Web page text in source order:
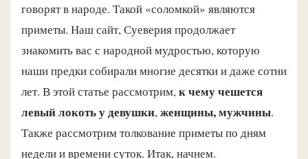
говорят в народе. Такой «соломкой» являются
приметы. Наш сайт, Суеверия продолжает
знакомить вас с народной мудростью, которую
наши предки собирали многие десятки и даже сотни
лет. В этой статье рассмотрим,к чему чешется
левый локоть у девушки,женщины, мужчины.
Также рассмотрим толкование приметы по дням
недели и времени суток. Итак, начнем.